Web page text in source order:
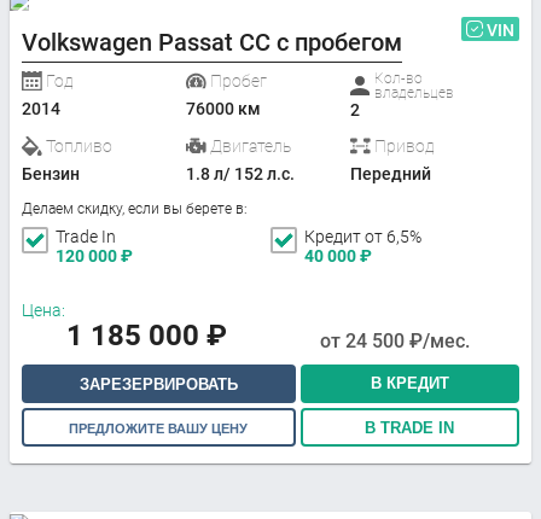
Volkswagen Passat CC с пробегом VIN
Год
2014
Пробег
76000 км
Кол-во
владельцев
2
Топливо
Бензин
Двигатель
1.8 л/ 152 л.с.
Привод
Передний
Делаем скидку, если вы берете в:
Trade In
120 000₽
Кредит от 6,5%
40 000₽
Цена:
1 185 000 ₽ от 24 500 ₽/мес.
ЗАРЕЗЕРВИРОВАТЬ В КРЕДИТ
ПРЕДЛОЖИТЕ ВАШУ ЦЕНУ В TRADE IN